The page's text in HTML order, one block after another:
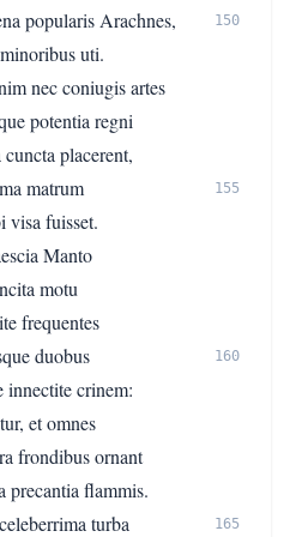
popularis Arachnes,
150
uti.
nec coniugis artes
potentia regni
placerent,
matrum
155
visa fuisset.
Manto
motu
frequentes
duobus
160
innectite crinem:
et omnes
frondibus ornant
precantia flammis.
turba
165